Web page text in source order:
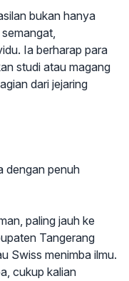
bukan hanya
Ia berharap para
studi atau magang
dari jejaring
dengan penuh
paling jauh ke
Tangerang
Swiss menimba ilmu.
cukup kalian